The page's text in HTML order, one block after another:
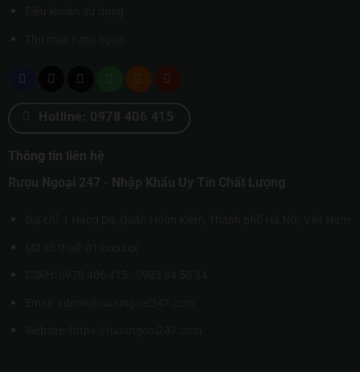
Hotline: 0978 406 415
Thông tin liên hệ
Rượu Ngoại 247 - Nhập Khẩu Uy Tín Chất Lượng